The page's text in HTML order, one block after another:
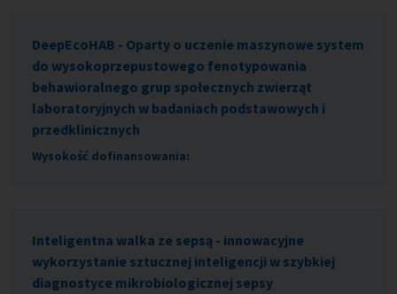
DeepEcoHAB - Oparty o uczenie maszynowe system
do wysokoprzepustowego fenotypowania
behawioralnego grup społecznych zwierząt
laboratoryjnych w badaniach podstawowych i
przedklinicznych
Wysokość dofinansowania:
Inteligentna walka ze sepsą - innowacyjne
wykorzystanie sztucznej inteligencji w szybkiej
diagnostyce mikrobiologicznej sepsy